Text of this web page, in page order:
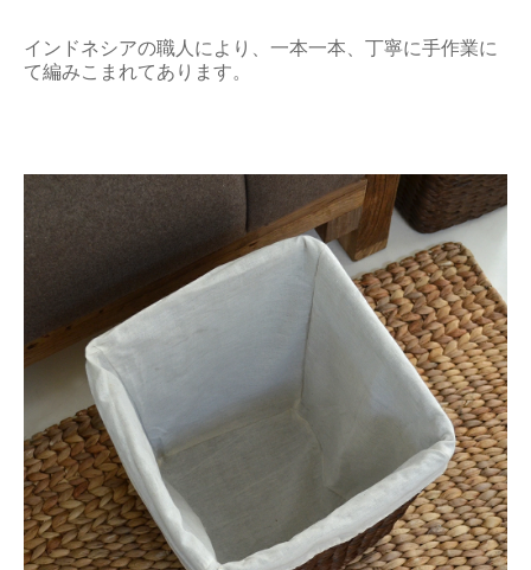
インドネシアの職人により、一本一本、丁寧に手作業に
て編みこまれてあります。